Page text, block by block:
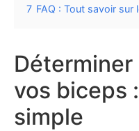
7 FAQ : Tout savoir
vos biceps
simple